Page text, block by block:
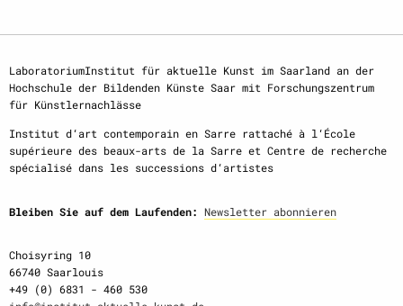
LaboratoriumInstitut für aktuelle Kunst im Saarland an der
Hochschule der Bildenden Künste Saar mit Forschungszentrum
für Künstlernachlässe
Institut d‘art contemporain en Sarre rattaché à l‘École
supérieure des beaux-arts de la Sarre et Centre de recherche
spécialisé dans les successions d‘artistes
Bleiben Sie auf dem Laufenden: Newsletter abonnieren
Choisyring 10
66740 Saarlouis
+49 (0) 6831 - 460 530